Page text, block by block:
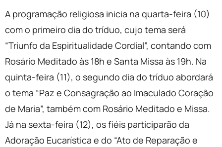
A programação religiosa inicia na quarta-feira (10)
com o primeiro dia do tríduo, cujo tema será
“Triunfo da Espiritualidade Cordial”, contando com
Rosário Meditado às 18h e Santa Missa às 19h. Na
quinta-feira (11), o segundo dia do tríduo abordará
o tema “Paz e Consagração ao Imaculado Coração
de Maria”, também com Rosário Meditado e Missa.
Já na sexta-feira (12), os fiéis participarão da
Adoração Eucarística e do “Ato de Reparação e